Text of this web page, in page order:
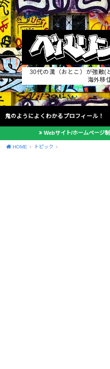
30代の漢（おとこ）が強敵(
海外移
鬼のようによくわかるプロフィール！
Webサイト/ホームページ
HOME トピック